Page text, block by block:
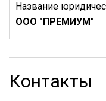
Название
ООО "ПРЕМИУМ"
Контакты